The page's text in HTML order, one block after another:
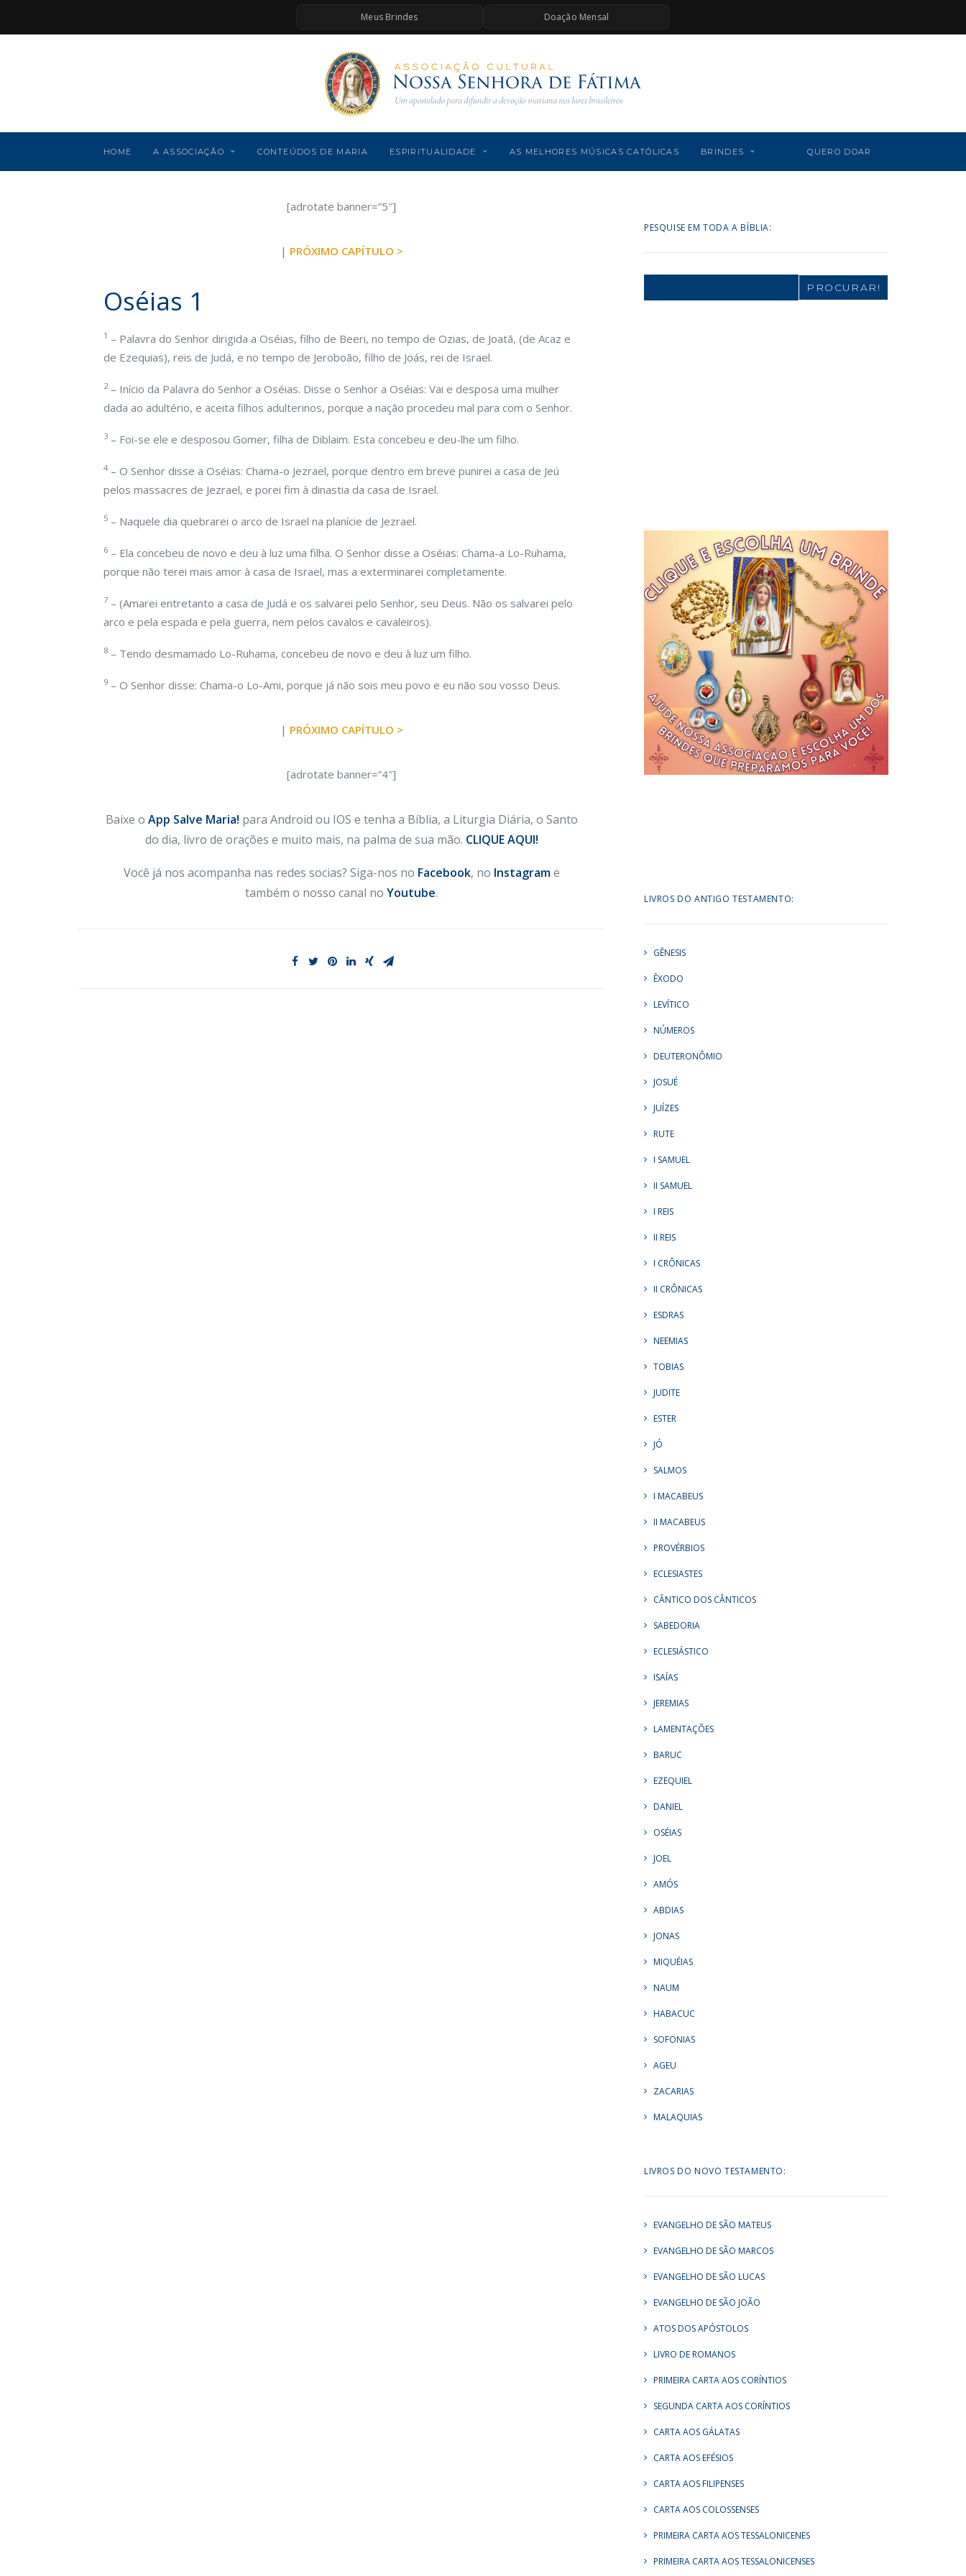
Meus Brindes Doação Mensal
HOME A ASSOCIAÇÃO CONTEÚDOS DE MARIA ESPIRITUALIDADE AS MELHORES MÚSICAS CATÓLICAS BRINDES QUERO DOAR
[adrotate banner=”5″]
| PRÓXIMO CAPÍTULO >
Oséias 1
1 – Palavra do Senhor dirigida a Oséias, filho de Beeri, no tempo de Ozias, de Joatã, (de Acaz e
de Ezequias), reis de Judá, e no tempo de Jeroboão, filho de Joás, rei de Israel.
2– Início da Palavra do Senhor a Oséias. Disse o Senhor a Oséias: Vai e desposa uma mulher
dada ao adultério, e aceita filhos adulterinos, porque a nação procedeu mal para com o Senhor.
3 – Foi-se ele e desposou Gomer, filha de Diblaim. Esta concebeu e deu-lhe um filho.
4 – O Senhor disse a Oséias: Chama-o Jezrael, porque dentro em breve punirei a casa de Jeú
pelos massacres de Jezrael, e porei fim à dinastia da casa de Israel.
5 – Naquele dia quebrarei o arco de Israel na planície de Jezrael.
6 – Ela concebeu de novo e deu à luz uma filha. O Senhor disse a Oséias: Chama-a Lo-Ruhama,
porque não terei mais amor à casa de Israel, mas a exterminarei completamente.
7 – (Amarei entretanto a casa de Judá e os salvarei pelo Senhor, seu Deus. Não os salvarei pelo
arco e pela espada e pela guerra, nem pelos cavalos e cavaleiros).
8 – Tendo desmamado Lo-Ruhama, concebeu de novo e deu à luz um filho.
9 – O Senhor disse: Chama-o Lo-Ami, porque já não sois meu povo e eu não sou vosso Deus.
| PRÓXIMO CAPÍTULO >
[adrotate banner=”4″]
Baixe o App Salve Maria! para Android ou IOS e tenha a Bíblia, a Liturgia Diária, o Santo
do dia, livro de orações e muito mais, na palma de sua mão. CLIQUE AQUI!
Você já nos acompanha nas redes socias? Siga-nos no Facebook, no Instagrame
também o nosso canal no Youtube.
PESQUISE EM TODA A BÍBLIA:
Search
LIVROS DO ANTIGO TESTAMENTO:
GÊNESIS
ÊXODO
LEVÍTICO
NÚMEROS
DEUTERONÔMIO
JOSUÉ
JUÍZES
RUTE
I SAMUEL
II SAMUEL
I REIS
II REIS
I CRÔNICAS
II CRÔNICAS
ESDRAS
NEEMIAS
TOBIAS
JUDITE
ESTER
JÓ
SALMOS
I MACABEUS
II MACABEUS
PROVÉRBIOS
ECLESIASTES
CÂNTICO DOS CÂNTICOS
SABEDORIA
ECLESIÁSTICO
ISAÍAS
JEREMIAS
LAMENTAÇÕES
BARUC
EZEQUIEL
DANIEL
OSÉIAS
JOEL
AMÓS
ABDIAS
JONAS
MIQUÉIAS
NAUM
HABACUC
SOFONIAS
AGEU
ZACARIAS
MALAQUIAS
LIVROS DO NOVO TESTAMENTO:
EVANGELHO DE SÃO MATEUS
EVANGELHO DE SÃO MARCOS
EVANGELHO DE SÃO LUCAS
EVANGELHO DE SÃO JOÃO
ATOS DOS APÓSTOLOS
LIVRO DE ROMANOS
PRIMEIRA CARTA AOS CORÍNTIOS
SEGUNDA CARTA AOS CORÍNTIOS
CARTA AOS GÁLATAS
CARTA AOS EFÉSIOS
CARTA AOS FILIPENSES
CARTA AOS COLOSSENSES
PRIMEIRA CARTA AOS TESSALONICENES
PRIMEIRA CARTA AOS TESSALONICENSES